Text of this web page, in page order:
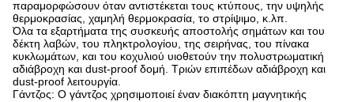
παραμορφώσουν όταν αντιστέκεται τους κτύπους, την υψηλής
θερμοκρασίας, χαμηλή θερμοκρασία, το στρίψιμο, κ.λπ.
Όλα τα εξαρτήματα της συσκευής αποστολής σημάτων και του
δέκτη λαβών, του πληκτρολογίου, της σειρήνας, του πίνακα
κυκλωμάτων, και του κοχυλιού υιοθετούν την πολυστρωματική
αδιάβροχη και dust-proof δομή. Τριών επιπέδων αδιάβροχη και
dust-proof λειτουργία.
Γάντζος: Ο γάντζος χρησιμοποιεί έναν διακόπτη μαγνητικής